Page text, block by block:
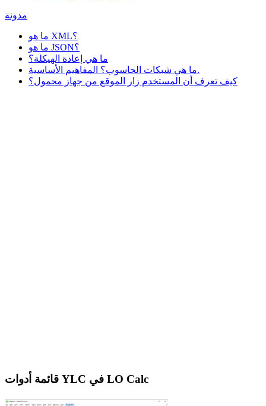
مدونة
ما هو XML؟
ما هو JSON؟
ما هي إعادة الهيكلة؟
ما هي شبكات الحاسوب؟ المفاهيم الأساسية.
كيف تعرف أن المستخدم زار الموقع من جهاز محمول؟
قائمة أدوات YLC في LO Calc